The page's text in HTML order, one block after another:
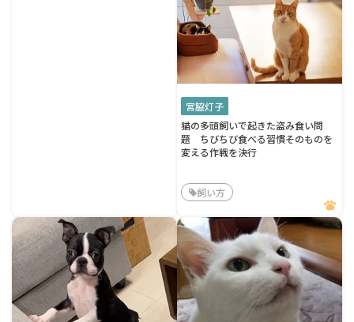
宮脇灯子
猫の多頭飼いで起きた盗み食い問
題 ちびちび食べる習慣そのものを
変える作戦を決行
飼い方